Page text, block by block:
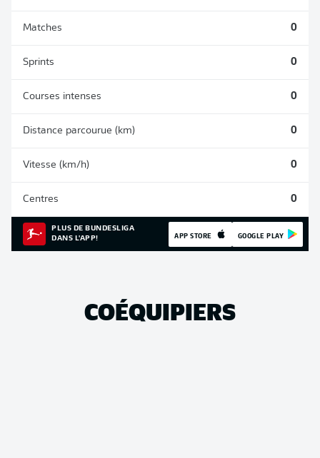
Matches 0
Sprints 0
Courses intenses 0
Distance parcourue (km) 0
Vitesse (km/h) 0
Centres 0
PLUS DE BUNDESLIGA
DANS L'APP!
APP STORE GOOGLE PLAY
COÉQUIPIERS